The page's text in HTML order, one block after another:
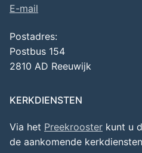
E-mail
Postadres:
Postbus 154
2810 AD Reeuwijk
KERKDIENSTEN
Via het Preekrooster kunt u
de aankomende